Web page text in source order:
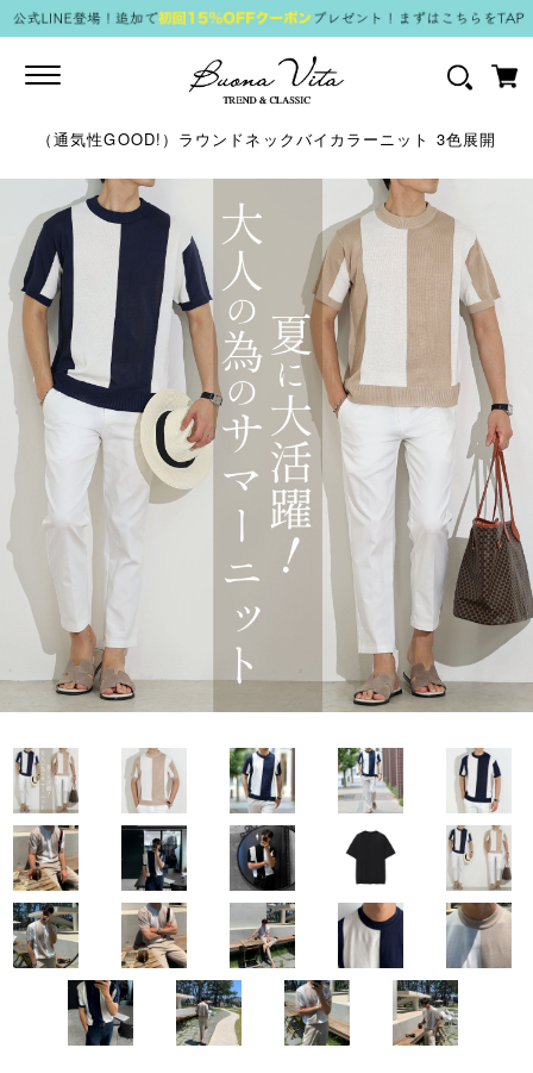
Toggle
（通気性GOOD!）ラウンドネックバイカラーニット 3色展開